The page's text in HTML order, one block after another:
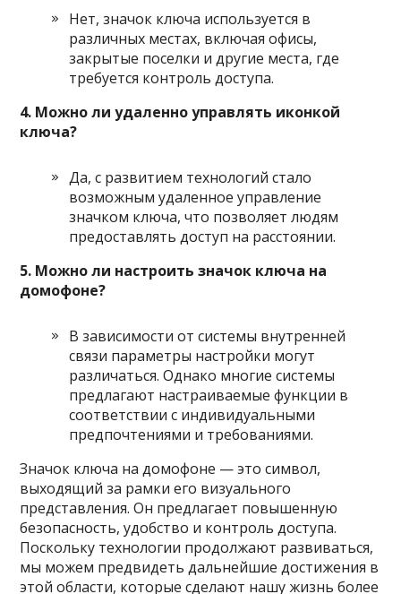
Нет, значок ключа используется в
различных местах, включая офисы,
закрытые поселки и другие места, где
требуется контроль доступа.
4. Можно ли удаленно управлять иконкой
ключа?
Да, с развитием технологий стало
возможным удаленное управление
значком ключа, что позволяет людям
предоставлять доступ на расстоянии.
5. Можно ли настроить значок ключа на
домофоне?
В зависимости от системы внутренней
связи параметры настройки могут
различаться. Однако многие системы
предлагают настраиваемые функции в
соответствии с индивидуальными
предпочтениями и требованиями.
Значок ключа на домофоне — это символ,
выходящий за рамки его визуального
представления. Он предлагает повышенную
безопасность, удобство и контроль доступа.
Поскольку технологии продолжают развиваться,
мы можем предвидеть дальнейшие достижения в
этой области, которые сделают нашу жизнь более